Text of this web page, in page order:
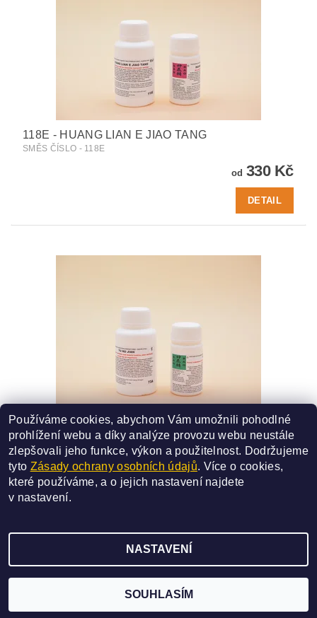
118E - HUANG LIAN E JIAO TANG
SMĚS ČÍSLO - 118E
od 330 Kč
DETAIL
73A - YU NU JIAN
SMĚS ČÍSLO - 73A
od330 Kč
2026 ©SAN BAO, všechna práva vyhrazena
Vytvořil Shoptet
Používáme cookies, abychom Vám umožnili pohodlné
prohlížení webu a díky analýze provozu webu neustále
zlepšovali jeho funkce, výkon a použitelnost. Dodržujeme
tyto Zásady ochrany osobních údajů. Více o cookies,
které používáme, a o jejich nastavení najdete
v nastavení.
NASTAVENÍ
SOUHLASÍM